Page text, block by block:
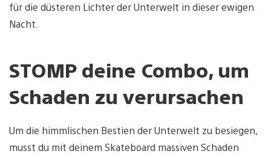
für die düsteren Lichter der Unterwelt in dieser ewigen
Nacht.
STOMP deine Combo, um
Schaden zu verursachen
Um die himmlischen Bestien der Unterwelt zu besiegen,
musst du mit deinem Skateboard massiven Schaden